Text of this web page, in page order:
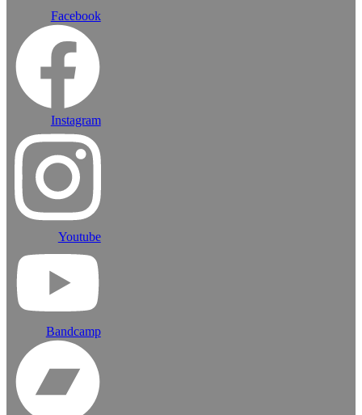
Facebook
Instagram
Youtube
Bandcamp